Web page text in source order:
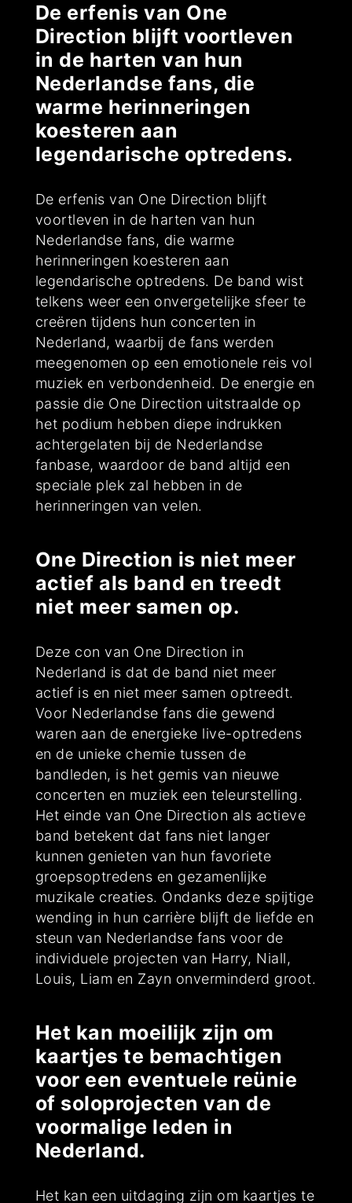
De erfenis van One
Direction blijft voortleven
in de harten van hun
Nederlandse fans, die
warme herinneringen
koesteren aan
legendarische optredens.
De erfenis van One Direction blijft
voortleven in de harten van hun
Nederlandse fans, die warme
herinneringen koesteren aan
legendarische optredens. De band wist
telkens weer een onvergetelijke sfeer te
creëren tijdens hun concerten in
Nederland, waarbij de fans werden
meegenomen op een emotionele reis vol
muziek en verbondenheid. De energie en
passie die One Direction uitstraalde op
het podium hebben diepe indrukken
achtergelaten bij de Nederlandse
fanbase, waardoor de band altijd een
speciale plek zal hebben in de
herinneringen van velen.
One Direction is niet meer
actief als band en treedt
niet meer samen op.
Deze con van One Direction in
Nederland is dat de band niet meer
actief is en niet meer samen optreedt.
Voor Nederlandse fans die gewend
waren aan de energieke live-optredens
en de unieke chemie tussen de
bandleden, is het gemis van nieuwe
concerten en muziek een teleurstelling.
Het einde van One Direction als actieve
band betekent dat fans niet langer
kunnen genieten van hun favoriete
groepsoptredens en gezamenlijke
muzikale creaties. Ondanks deze spijtige
wending in hun carrière blijft de liefde en
steun van Nederlandse fans voor de
individuele projecten van Harry, Niall,
Louis, Liam en Zayn onverminderd groot.
Het kan moeilijk zijn om
kaartjes te bemachtigen
voor een eventuele reünie
of soloprojecten van de
voormalige leden in
Nederland.
Het kan een uitdaging zijn om kaartjes te